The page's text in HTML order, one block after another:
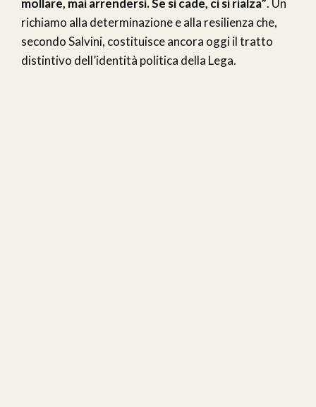
mollare, mai arrendersi. Se si cade, ci si rialza”. Un
richiamo alla determinazione e alla resilienza che,
secondo Salvini, costituisce ancora oggi il tratto
distintivo dell’identità politica della Lega.